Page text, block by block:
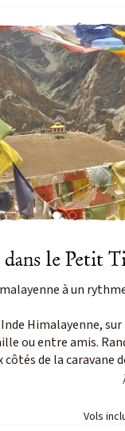
Vie
Safaris
Voyages du
Voyage
Photo
Photo
Photo
Croisière
Kayak & SUP
Raquette
le Petit
à un
Himalayenne,
ou entre amis.
côtés de la caravane
Vols